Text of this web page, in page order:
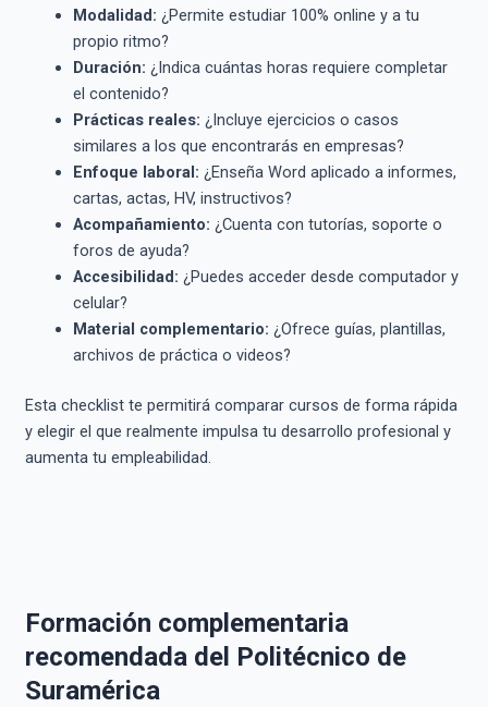
Modalidad: ¿Permite estudiar 100% online y a tu
propio ritmo?
Duración: ¿Indica cuántas horas requiere completar
el contenido?
Prácticas reales: ¿Incluye ejercicios o casos
similares a los que encontrarás en empresas?
Enfoque laboral: ¿Enseña Word aplicado a informes,
cartas, actas, HV, instructivos?
Acompañamiento: ¿Cuenta con tutorías, soporte o
foros de ayuda?
Accesibilidad: ¿Puedes acceder desde computador y
celular?
Material complementario: ¿Ofrece guías, plantillas,
archivos de práctica o videos?
Esta checklist te permitirá comparar cursos de forma rápida
y elegir el que realmente impulsa tu desarrollo profesional y
aumenta tu empleabilidad.
Formación complementaria
recomendada del Politécnico de
Suramérica